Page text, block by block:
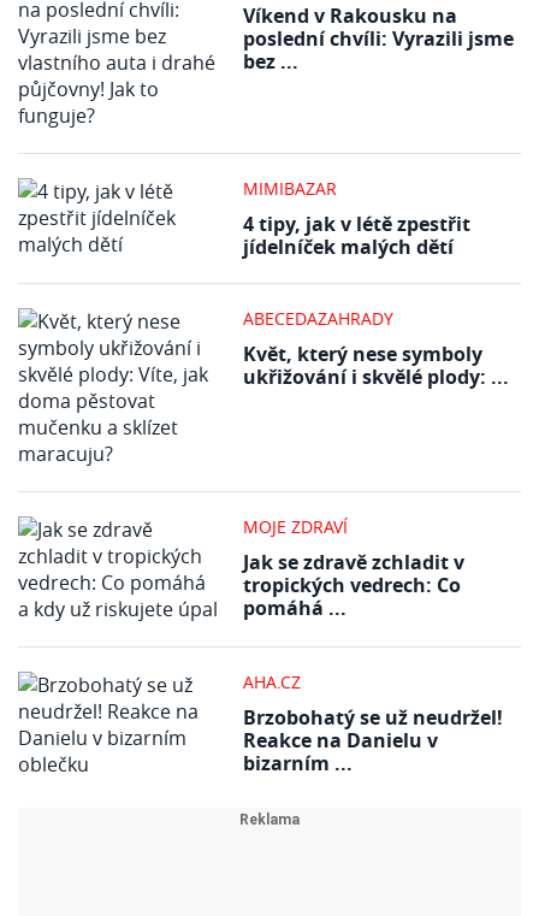
Víkend v Rakousku na
poslední chvíli: Vyrazili jsme
bez ...
MIMIBAZAR
4 tipy, jak v létě zpestřit
jídelníček malých dětí
ABECEDAZAHRADY
Květ, který nese symboly
ukřižování i skvělé plody: ...
MOJE ZDRAVÍ
Jak se zdravě zchladit v
tropických vedrech: Co
pomáhá ...
AHA.CZ
Brzobohatý se už neudržel!
Reakce na Danielu v
bizarním ...